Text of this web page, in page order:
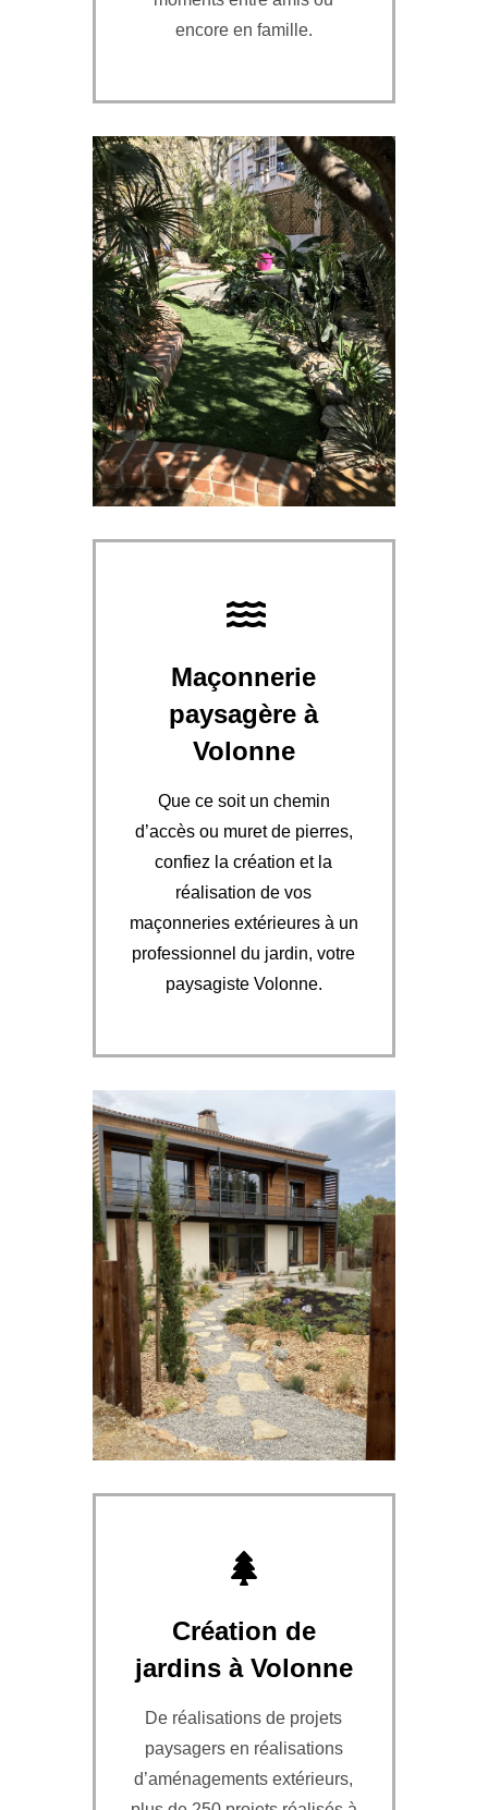
encore en famille.
Maçonnerie
paysagère à
Volonne
Que ce soit un chemin
d’accès ou muret de pierres,
confiez la création et la
réalisation de vos
maçonneries extérieures à un
professionnel du jardin, votre
paysagiste Volonne.
Création de
jardins à Volonne
De réalisations de projets
paysagers en réalisations
d’aménagements extérieurs,